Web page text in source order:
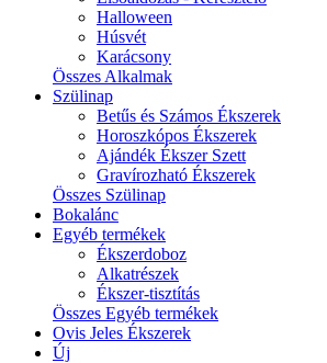
Halloween
Húsvét
Karácsony
Összes Alkalmak
Szülinap
Betűs és Számos Ékszerek
Horoszkópos Ékszerek
Ajándék Ékszer Szett
Gravírozható Ékszerek
Összes Szülinap
Bokalánc
Egyéb termékek
Ékszerdoboz
Alkatrészek
Ékszer-tisztítás
Összes Egyéb termékek
Ovis Jeles Ékszerek
Új